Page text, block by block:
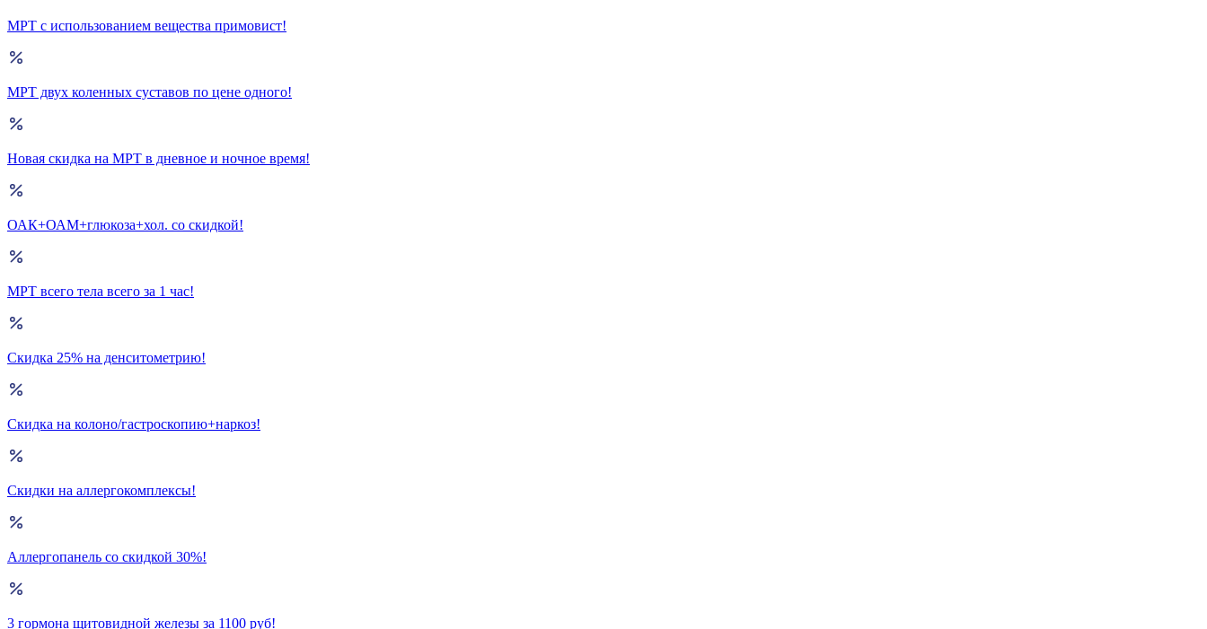
МРТ с использованием вещества примовист!
МРТ двух коленных суставов по цене одного!
Новая скидка на МРТ в дневное и ночное время!
ОАК+ОАМ+глюкоза+хол. со скидкой!
МРТ всего тела всего за 1 час!
Скидка 25% на денситометрию!
Скидка на колоно/гастроскопию+наркоз!
Скидки на аллергокомплексы!
Аллергопанель со скидкой 30%!
3 гормона щитовидной железы за 1100 руб!